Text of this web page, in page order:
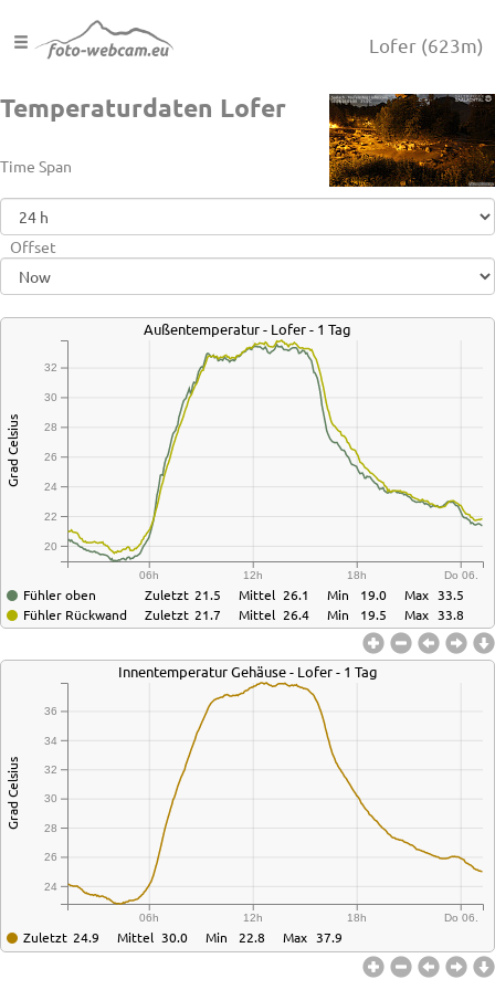
Lofer (623m)
Temperaturdaten Lofer
Time Span
Offset
Außentemperatur - Lofer - 1 Tag
06h 12h 18h Do 06.
20
22
24
26
28
30
32
Grad Celsius
Fühler oben
Fühler Rückwand
Zuletzt
Zuletzt
21.5
21.7
Mittel
Mittel
26.1
26.4
Min
Min
19.0
19.5
Max
Max
33.5
33.8
Innentemperatur Gehäuse - Lofer - 1 Tag
06h 12h 18h Do 06.
24
26
28
30
32
34
36
Grad Celsius
Zuletzt 24.9 Mittel 30.0 Min 22.8 Max 37.9